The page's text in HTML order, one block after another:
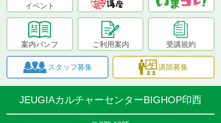
イベント
案内パンフ ご利用案内 受講規約
スタッフ募集 講師募集
JEUGIAカルチャーセンターBIGHOP印西